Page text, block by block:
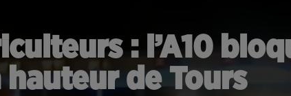
: l’A10
hauteur de Tours